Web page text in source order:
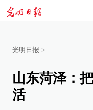
光明日报 >
山东菏泽：
活